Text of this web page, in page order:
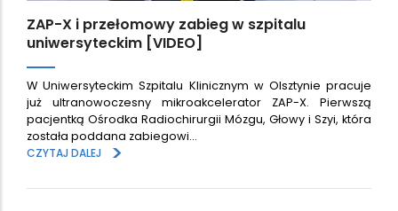
ZAP-X i przełomowy zabieg w szpitalu
uniwersyteckim [VIDEO]
W Uniwersyteckim Szpitalu Klinicznym w Olsztynie pracuje
już ultranowoczesny mikroakcelerator ZAP-X. Pierwszą
pacjentką Ośrodka Radiochirurgii Mózgu, Głowy i Szyi, która
została poddana zabiegowi…
CZYTAJ DALEJ
>